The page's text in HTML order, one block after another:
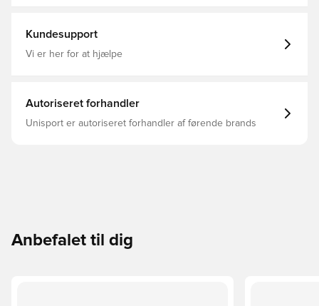
Kundesupport
Vi er her for at hjælpe
Autoriseret forhandler
Unisport er autoriseret forhandler af førende brands
Anbefalet til dig